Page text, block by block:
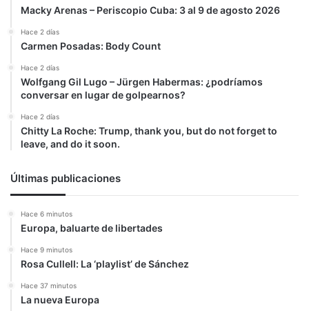
Macky Arenas – Periscopio Cuba: 3 al 9 de agosto 2026
Hace 2 días
Carmen Posadas: Body Count
Hace 2 días
Wolfgang Gil Lugo – Jürgen Habermas: ¿podríamos
conversar en lugar de golpearnos?
Hace 2 días
Chitty La Roche: Trump, thank you, but do not forget to
leave, and do it soon.
Últimas publicaciones
Hace 6 minutos
Europa, baluarte de libertades
Hace 9 minutos
Rosa Cullell: La ‘playlist’ de Sánchez
Hace 37 minutos
La nueva Europa